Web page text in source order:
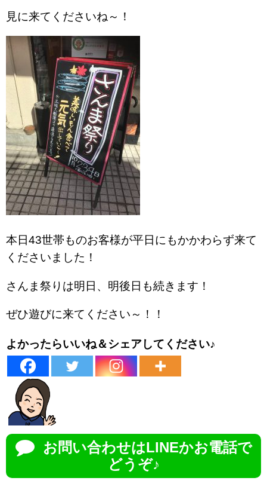
見に来てくださいね～！
本日43世帯ものお客様が平日にもかかわらず来て
くださいました！
さんま祭りは明日、明後日も続きます！
ぜひ遊びに来てください～！！
よかったらいいね＆シェアしてください♪
お問い合わせはLINEかお電話で
どうぞ♪